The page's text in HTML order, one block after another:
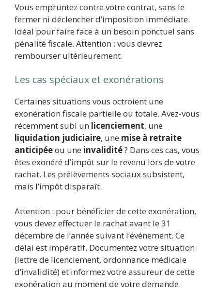
Vous empruntez contre votre contrat, sans le
fermer ni déclencher d’imposition immédiate.
Idéal pour faire face à un besoin ponctuel sans
pénalité fiscale. Attention : vous devrez
rembourser ultérieurement.
Les cas spéciaux et exonérations
Certaines situations vous octroient une
exonération fiscale partielle ou totale. Avez-vous
récemment subi un licenciement, une
liquidation judiciaire, une mise à retraite
anticipéeou une invalidité? Dans ces cas, vous
êtes exonéré d’impôt sur le revenu lors de votre
rachat. Les prélèvements sociaux subsistent,
mais l’impôt disparaît.
Attention : pour bénéficier de cette exonération,
vous devez effectuer le rachat avant le 31
décembre de l’année suivant l’événement. Ce
délai est impératif. Documentez votre situation
(lettre de licenciement, ordonnance médicale
d’invalidité) et informez votre assureur de cette
exonération au moment de votre demande.